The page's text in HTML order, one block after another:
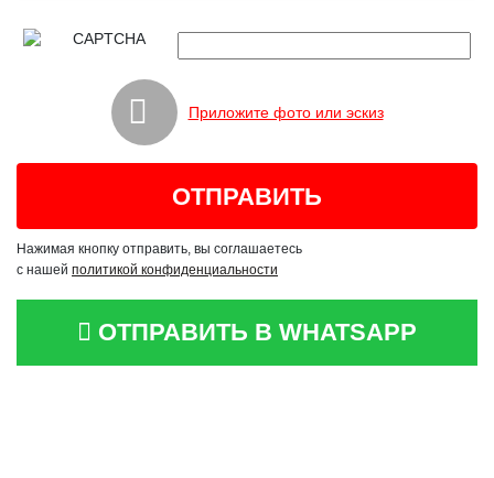
Приложите фото или эскиз
Нажимая кнопку отправить, вы соглашаетесь
с нашей политикой конфиденциальности
ОТПРАВИТЬ В WHATSAPP